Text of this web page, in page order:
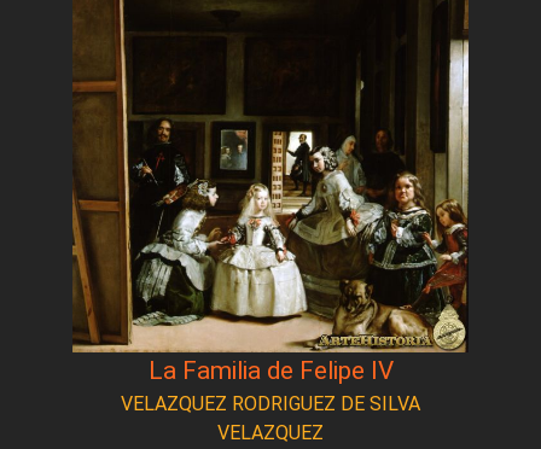
La Familia de Felipe IV
VELAZQUEZ RODRIGUEZ DE SILVA
VELAZQUEZ